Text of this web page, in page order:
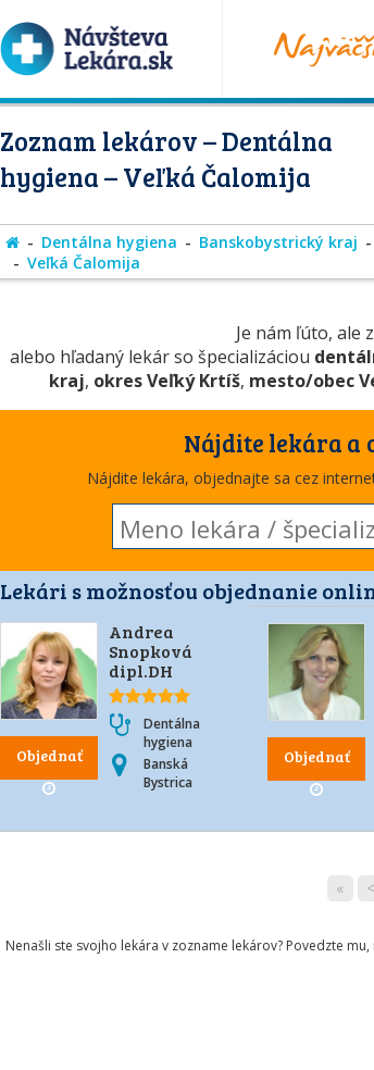
Zoznam lekárov – Dentálna
hygiena – Veľká Čalomija
Dentálna hygiena Banskobystrický kraj
Veľká Čalomija
Je nám ľúto, ale
alebo hľadaný lekár so špecializáciou
kraj, okres Veľký Krtíš, mesto/obec
Nájdite lekára a
Nájdite lekára, objednajte sa cez
Lekári s možnosťou objednanie
Objednať
Andrea
Snopková
dipl.DH
Dentálna
hygiena
Banská
Bystrica
Objednať
« <
Nenašli ste svojho lekára v zozname lekárov? Povedzte